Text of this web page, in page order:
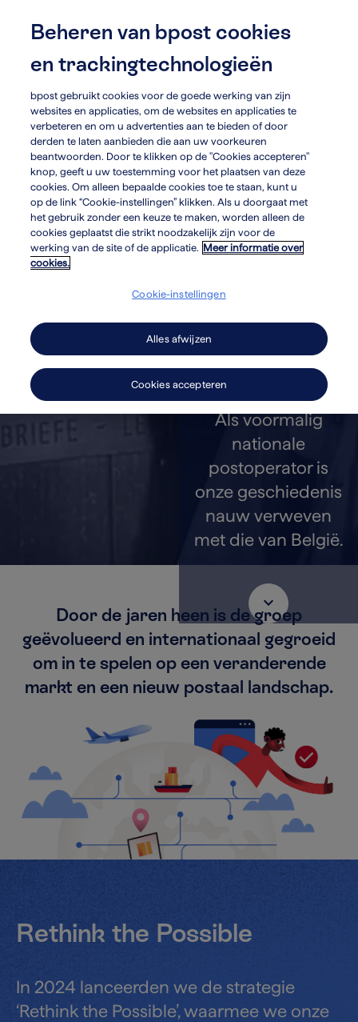
content
search
Ons
verhaal
Als voormalig
nationale
postoperator is
onze geschiedenis
nauw verweven
met die van België.
keyboard_arrow_down
Door de jaren heen is de groep
geëvolueerd en internationaal gegroeid
om in te spelen op een veranderende
markt en een nieuw postaal landschap.
Rethink the Possible
In 2024 lanceerden we de strategie
‘Rethink the Possible’, waarmee we onze
Beheren van bpost cookies
en trackingtechnologieën
bpost gebruikt cookies voor de goede werking van zijn
websites en applicaties, om de websites en applicaties te
verbeteren en om u advertenties aan te bieden of door
derden te laten aanbieden die aan uw voorkeuren
beantwoorden. Door te klikken op de "Cookies accepteren"
knop, geeft u uw toestemming voor het plaatsen van deze
cookies. Om alleen bepaalde cookies toe te staan, kunt u
op de link “Cookie-instellingen” klikken. Als u doorgaat met
het gebruik zonder een keuze te maken, worden alleen de
cookies geplaatst die strikt noodzakelijk zijn voor de
werking van de site of de applicatie. Meer informatie over
cookies.
Cookie-instellingen
Alles afwijzen
Cookies accepteren